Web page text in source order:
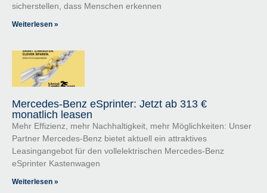
sicherstellen, dass Menschen erkennen
Weiterlesen »
Mercedes-Benz eSprinter: Jetzt ab 313 €
monatlich leasen
Mehr Effizienz, mehr Nachhaltigkeit, mehr Möglichkeiten: Unser
Partner Mercedes-Benz bietet aktuell ein attraktives
Leasingangebot für den vollelektrischen Mercedes-Benz
eSprinter Kastenwagen
Weiterlesen »